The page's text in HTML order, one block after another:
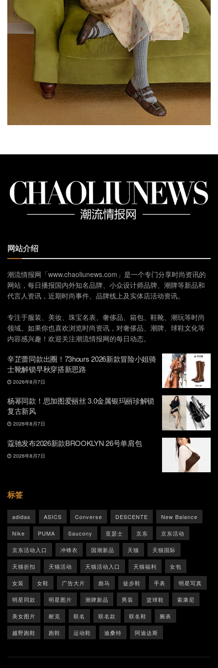
网站介绍
潮流情报网「www.chaoliunews.com」是一个专门分享时尚资讯的
网站，每日播报国内外知名品牌、小众设计师品牌、潮牌等新品和
代言人资讯，近期时尚事件、品牌线上及实体店活动资讯。
专注于服装、美妆、珠宝名表、奢侈品、箱包、鞋靴、潮玩等时尚
领域。如果你也喜欢浏览时尚资讯，对奢侈品、潮牌、球鞋文化等
内容感兴趣！欢迎关注潮流情报网的每日动态。
辛芷蕾同款出圈！73hours 2026新款冒险小姐骑
士靴解锁早秋穿搭新思路
2026年8月7日
杨幂同款！思加图爱丽丝 3.0金属银玛丽珍解锁
复古新风
2026年8月7日
蔻驰发布2026新款BROOKLYN 26号单肩包
2026年8月7日
标签
adidas ASICS Converse DESCENTE New Balance
Nike PUMA Saucony 亚瑟士 京东 京东活动
京东活动入口 冲锋衣 国潮新品 天猫 天猫国际
天猫折扣 天猫活动 天猫活动入口 天猫福利 女包
女装 女鞋 广告大片 彪马 徒步鞋 手表 明星写真
明星同款 明星图片 潮牌新品 男装 篮球鞋 索康尼
美女图片 耐克 联名 联名款 联名鞋 腕表
越野跑鞋 跑鞋 运动鞋 迪桑特 阿迪达斯